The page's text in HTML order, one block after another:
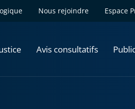
Nous rejoindre Espace
Avis consultatifs